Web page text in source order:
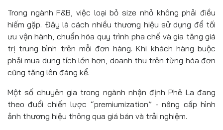
Trong ngành F&B, việc loại bỏ size nhỏ không phải điều
hiếm gặp. Đây là cách nhiều thương hiệu sử dụng để tối
ưu vận hành, chuẩn hóa quy trình pha chế và gia tăng giá
trị trung bình trên mỗi đơn hàng. Khi khách hàng buộc
phải mua dung tích lớn hơn, doanh thu trên từng hóa đơn
cũng tăng lên đáng kể.
Một số chuyên gia trong ngành nhận định Phê La đang
theo đuổi chiến lược “premiumization” - nâng cấp hình
ảnh thương hiệu thông qua giá bán và trải nghiệm.